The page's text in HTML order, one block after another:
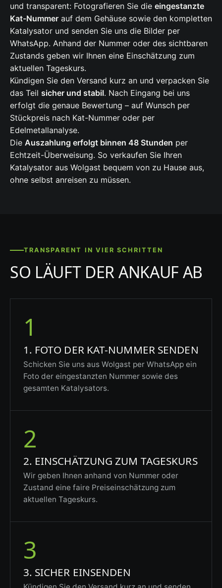
und transparent: Fotografieren Sie die eingestanzte
Kat-Nummer auf dem Gehäuse sowie den kompletten
Katalysator und senden Sie uns die Bilder per
WhatsApp. Anhand der Nummer oder des sichtbaren
Zustands geben wir Ihnen eine Einschätzung zum
aktuellen Tageskurs.
Kündigen Sie den Versand kurz an und verpacken Sie
das Teil sicher und stabil. Nach Eingang bei uns
erfolgt die genaue Bewertung – auf Wunsch per
Stückpreis nach Kat-Nummer oder per
Edelmetallanalyse.
Die Auszahlung erfolgt binnen 48 Stunden per
Echtzeit-Überweisung. So verkaufen Sie Ihren
Katalysator aus Wolgast bequem von zu Hause aus,
ohne selbst anreisen zu müssen.
TRANSPARENT IN VIER SCHRITTEN
SO LÄUFT DER ANKAUF AB
1
1. FOTO DER KAT-NUMMER SENDEN
Schicken Sie uns aus Wolgast per WhatsApp ein
Foto der eingestanzten Nummer sowie des
gesamten Katalysators.
2
2. EINSCHÄTZUNG ZUM TAGESKURS
Wir geben Ihnen anhand von Nummer oder
Zustand eine faire Preiseinschätzung zum
aktuellen Tageskurs.
3
3. SICHER EINSENDEN